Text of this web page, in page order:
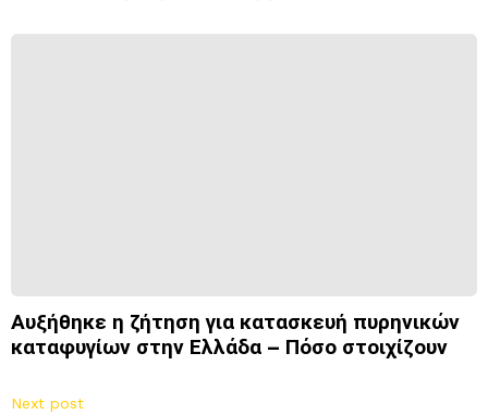
Αυξήθηκε η ζήτηση για κατασκευή πυρηνικών
καταφυγίων στην Ελλάδα – Πόσο στοιχίζουν
Next post